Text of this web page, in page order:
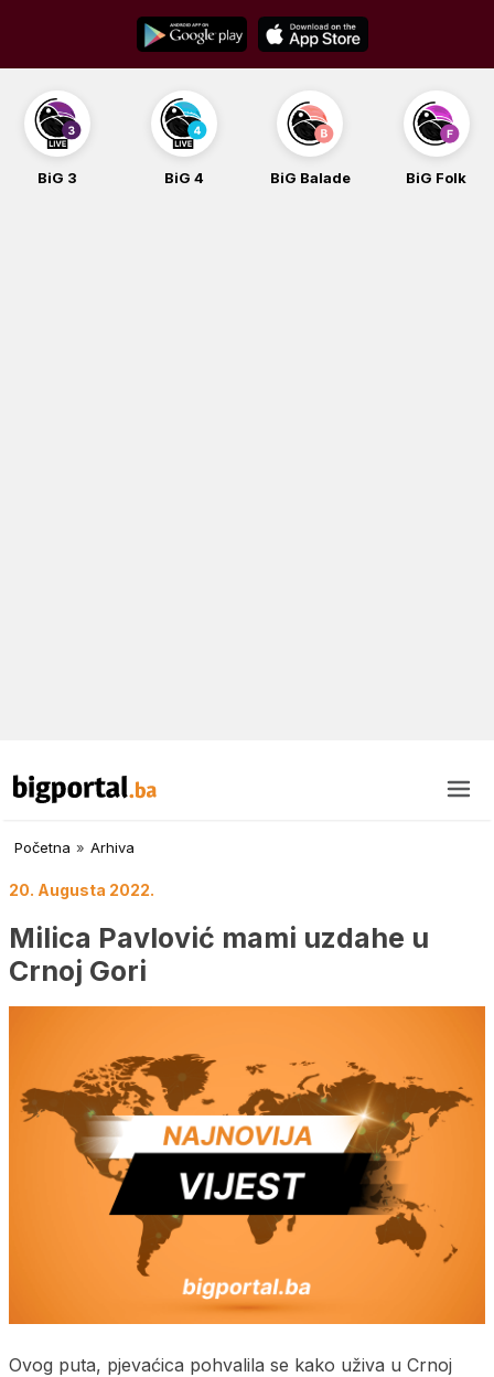
content
BiG 3 BiG 4 BiG Balade BiG Folk
Početna » Arhiva
20. Augusta 2022.
Milica Pavlović mami uzdahe u
Crnoj Gori
Ovog puta, pjevaćica pohvalila se kako uživa u Crnoj